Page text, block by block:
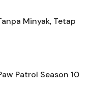
Minyak, Tetap
Patrol Season 10